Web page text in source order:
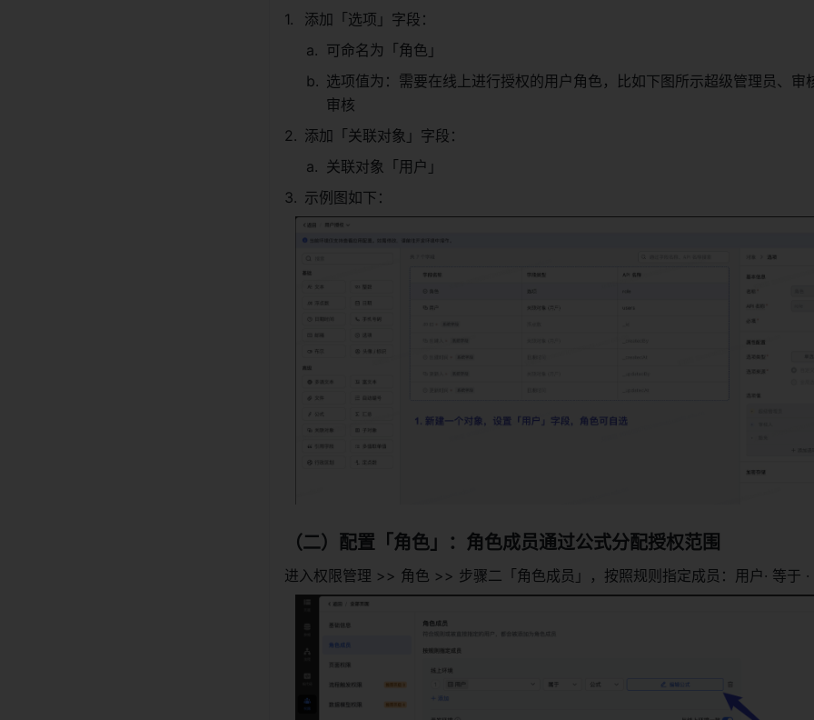
添加「选项」字段：
可命名为「角色」
选项值为：需要在线上进行授权的用户角色，比如下图所示超级管理员、审
审核
添加「关联对象」字段：
关联对象「用户」
示例图如下：
（二）配置「角色」：角色成员通过公式分配授权范围
进入权限管理 >> 角色 >> 步骤二「角色成员」，按照规则指定成员：用户· 等于 ·